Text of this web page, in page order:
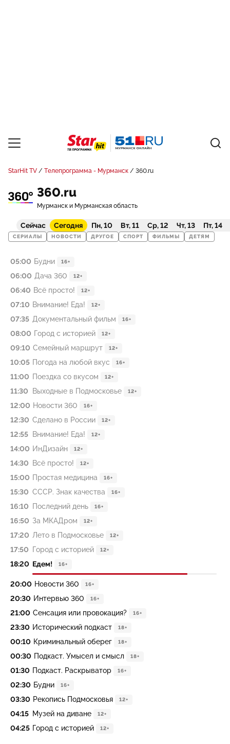
StarHit TV Телепрограмма - Мурманск 360.ru
360.ru
Мурманск и Мурманская область
Сейчас Сегодня Пн, 10 Вт, 11 Ср, 12 Чт, 13 Пт, 14
СЕРИАЛЫ НОВОСТИ ДРУГОЕ СПОРТ ФИЛЬМЫ ДЕТЯМ
05:00 Будни 16+
06:00 Дача 360 12+
06:40 Всё просто! 12+
07:10 Внимание! Еда! 12+
07:35 Документальный фильм 16+
08:00 Город с историей 12+
09:10 Семейный маршрут 12+
10:05 Погода на любой вкус 16+
11:00 Поездка со вкусом 12+
11:30 Выходные в Подмосковье 12+
12:00 Новости 360 16+
12:30 Сделано в России 12+
12:55 Внимание! Еда! 12+
14:00 ИнДизайн 12+
14:30 Всё просто! 12+
15:00 Простая медицина 16+
15:30 СССР. Знак качества 16+
16:10 Последний день 16+
16:50 За МКАДром 12+
17:20 Лето в Подмосковье 12+
17:50 Город с историей 12+
18:20 Едем! 16+
20:00 Новости 360 16+
20:30 Интервью 360 16+
21:00 Сенсация или провокация? 16+
23:30 Исторический подкаст 18+
00:10 Криминальный оберег 18+
00:30 Подкаст. Умысел и смысл 18+
01:30 Подкаст. Раскрыватор 16+
02:30 Будни 16+
03:30 Рекопись Подмосковья 12+
04:15 Музей на диване 12+
04:25 Город с историей 12+